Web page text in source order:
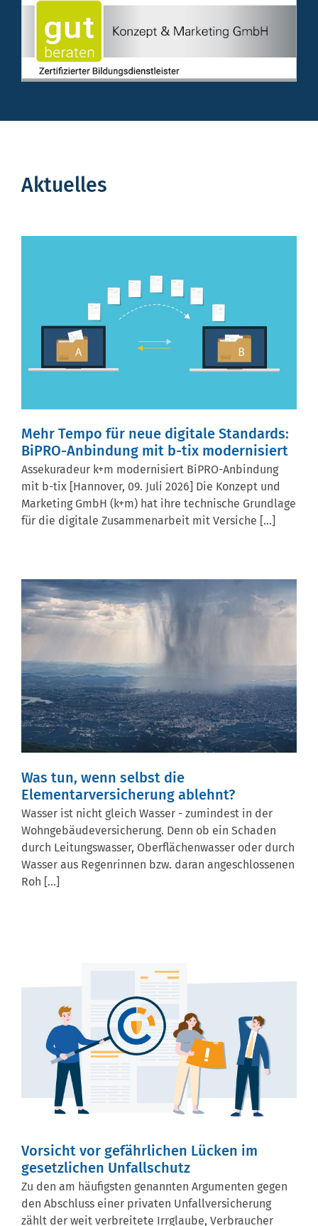
Aktuelles
Mehr Tempo für neue digitale Standards:
BiPRO-Anbindung mit b-tix modernisiert
Assekuradeur k+m modernisiert BiPRO-Anbindung
mit b-tix [Hannover, 09. Juli 2026] Die Konzept und
Marketing GmbH (k+m) hat ihre technische Grundlage
für die digitale Zusammenarbeit mit Versiche [...]
Was tun, wenn selbst die
Elementarversicherung ablehnt?
Wasser ist nicht gleich Wasser - zumindest in der
Wohngebäudeversicherung. Denn ob ein Schaden
durch Leitungswasser, Oberflächenwasser oder durch
Wasser aus Regenrinnen bzw. daran angeschlossenen
Roh [...]
Vorsicht vor gefährlichen Lücken im
gesetzlichen Unfallschutz
Zu den am häufigsten genannten Argumenten gegen
den Abschluss einer privaten Unfallversicherung
zählt der weit verbreitete Irrglaube, Verbraucher